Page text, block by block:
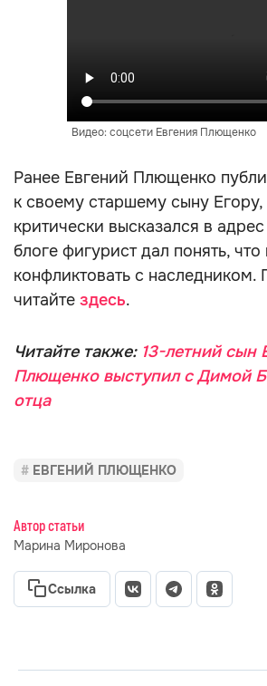
Видео: соцсети Евгения Плющенко
Ранее Евгений Плющенко
к своему старшему сыну
критически высказался в
блоге фигурист дал понять,
конфликтовать с наследником.
читайте здесь.
Читайте также: 13-летний сын
Плющенко выступил с Димой
отца
ЕВГЕНИЙ ПЛЮЩЕНКО
Автор статьи
Марина Миронова
Ссылка